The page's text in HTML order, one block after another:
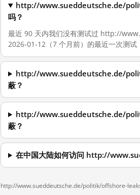
http://www.sueddeutsche.de/
吗？
最近 90 天内我们没有测试过 http://
2026-01-12（7 个月前）的最近一次测试
http://www.sueddeutsche.de/
蔽？
http://www.sueddeutsche.de/
蔽？
在中国大陆如何访问 http://
http://www.sueddeutsche.de/politik/offshore-